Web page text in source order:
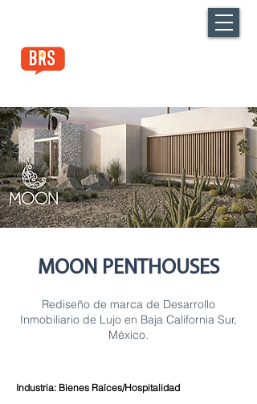
MOON PENTHOUSES
Rediseño de marca de Desarrollo
Inmobiliario de Lujo en Baja California Sur,
México.
Industria: Bienes Raíces/Hospitalidad